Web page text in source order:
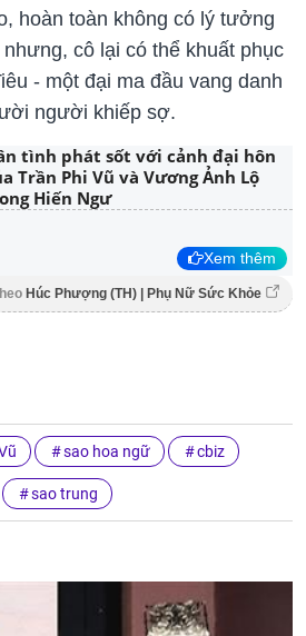
hoàn toàn không có lý tưởng
cô lại có thể khuất phục
- một đại ma đầu vang danh
người khiếp sợ.
tình phát sốt với cảnh đại hôn
Trần Phi Vũ và Vương Ảnh Lộ
Hiến Ngư
Xem thêm
Húc Phượng (TH) | Phụ Nữ Sức Khỏe
sao hoa ngữ cbiz
sao trung